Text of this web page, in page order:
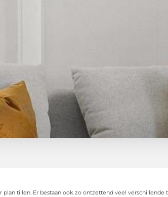
tillen. Er bestaan ook zo ontzettend veel